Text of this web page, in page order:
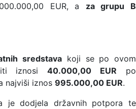
EUR, a za grupu B
sredstava koji se po ovom
iznosi40.000,00 EUR po
najviši iznos 995.000,00 EUR.
je dodjela državnih potpora te